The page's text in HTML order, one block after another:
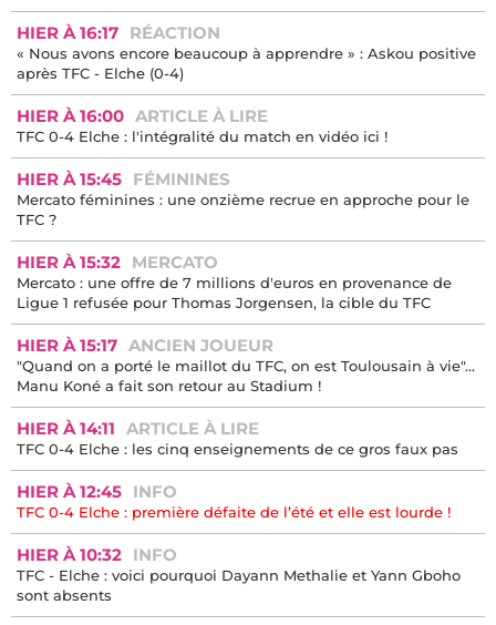
HIER À 16:17 RÉACTION
« Nous avons encore beaucoup à apprendre » : Askou positive
après TFC - Elche (0-4)
HIER À 16:00 ARTICLE À LIRE
TFC 0-4 Elche : l'intégralité du match en vidéo ici !
HIER À 15:45 FÉMININES
Mercato féminines : une onzième recrue en approche pour le
TFC ?
HIER À 15:32 MERCATO
Mercato : une offre de 7 millions d'euros en provenance de
Ligue 1 refusée pour Thomas Jorgensen, la cible du TFC
HIER À 15:17 ANCIEN JOUEUR
"Quand on a porté le maillot du TFC, on est Toulousain à vie"...
Manu Koné a fait son retour au Stadium !
HIER À 14:11 ARTICLE À LIRE
TFC 0-4 Elche : les cinq enseignements de ce gros faux pas
HIER À 12:45 INFO
TFC 0-4 Elche : première défaite de l’été et elle est lourde !
HIER À 10:32 INFO
TFC - Elche : voici pourquoi Dayann Methalie et Yann Gboho
sont absents